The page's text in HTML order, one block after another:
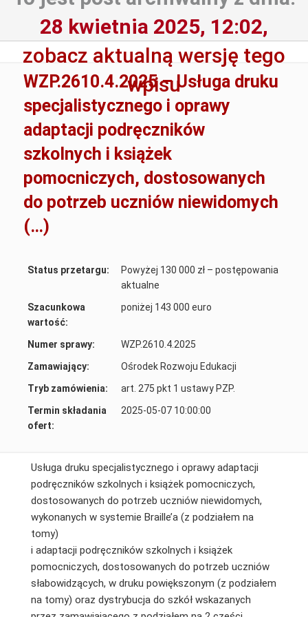
28 kwietnia 2025, 12:02,
zobacz aktualną wersję tego
wpisu
WZP.2610.4.2025 – Usługa druku
specjalistycznego i oprawy
adaptacji podręczników
szkolnych i książek
pomocniczych, dostosowanych
do potrzeb uczniów niewidomych
(…)
Status przetargu:
Powyżej 130 000 zł – postępowania
aktualne
Szacunkowa
wartość:
poniżej 143 000 euro
Numer sprawy:
WZP.2610.4.2025
Zamawiający:
Ośrodek Rozwoju Edukacji
Tryb zamówienia:
art. 275 pkt 1 ustawy PZP.
Termin składania
ofert:
2025-05-07 10:00:00
Usługa druku specjalistycznego i oprawy adaptacji
podręczników szkolnych i książek pomocniczych,
dostosowanych do potrzeb uczniów niewidomych,
wykonanych w systemie Braille’a (z podziałem na
tomy)
i adaptacji podręczników szkolnych i książek
pomocniczych, dostosowanych do potrzeb uczniów
słabowidzących, w druku powiększonym (z podziałem
na tomy) oraz dystrybucja do szkół wskazanych